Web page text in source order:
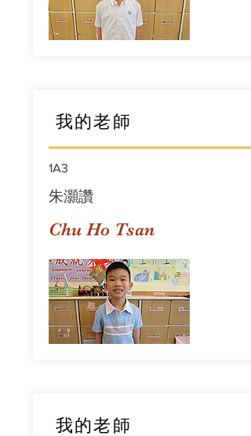
我的老師
1A3
朱灝讚
Chu Ho Tsan
我的老師